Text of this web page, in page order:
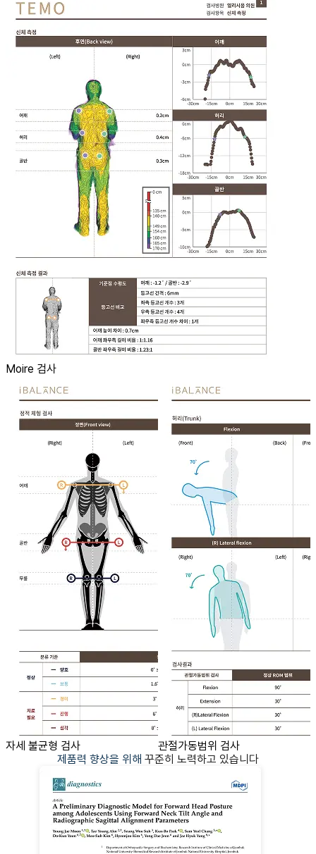
Moire 검사
자세 불균형 검사 관절가동범위 검사
제품력 향상을 위해 꾸준히 노력하고 있습니다